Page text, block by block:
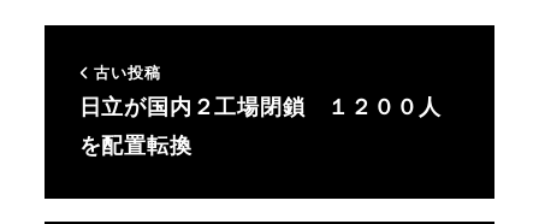
古い投稿
日立が国内２工場閉鎖 １２００人
を配置転換